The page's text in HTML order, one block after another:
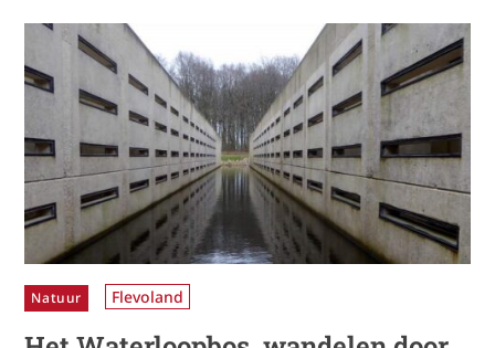
Natuur Flevoland